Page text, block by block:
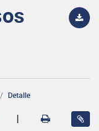
Detalle
|